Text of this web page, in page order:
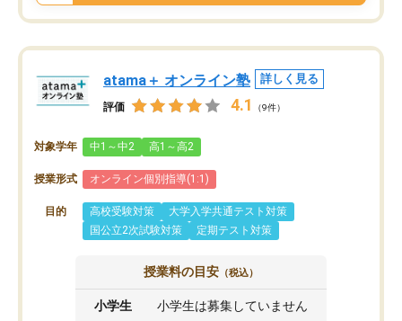
atama＋ オンライン塾 詳しく見る
評価 4.1 （9件）
対象学年 中1～中2 高1～高2
授業形式 オンライン個別指導(1:1)
目的 高校受験対策
大学入学共通テスト対策
国公立2次試験対策
定期テスト対策
授業料の目安 （税込）
小学生 小学生は募集していません